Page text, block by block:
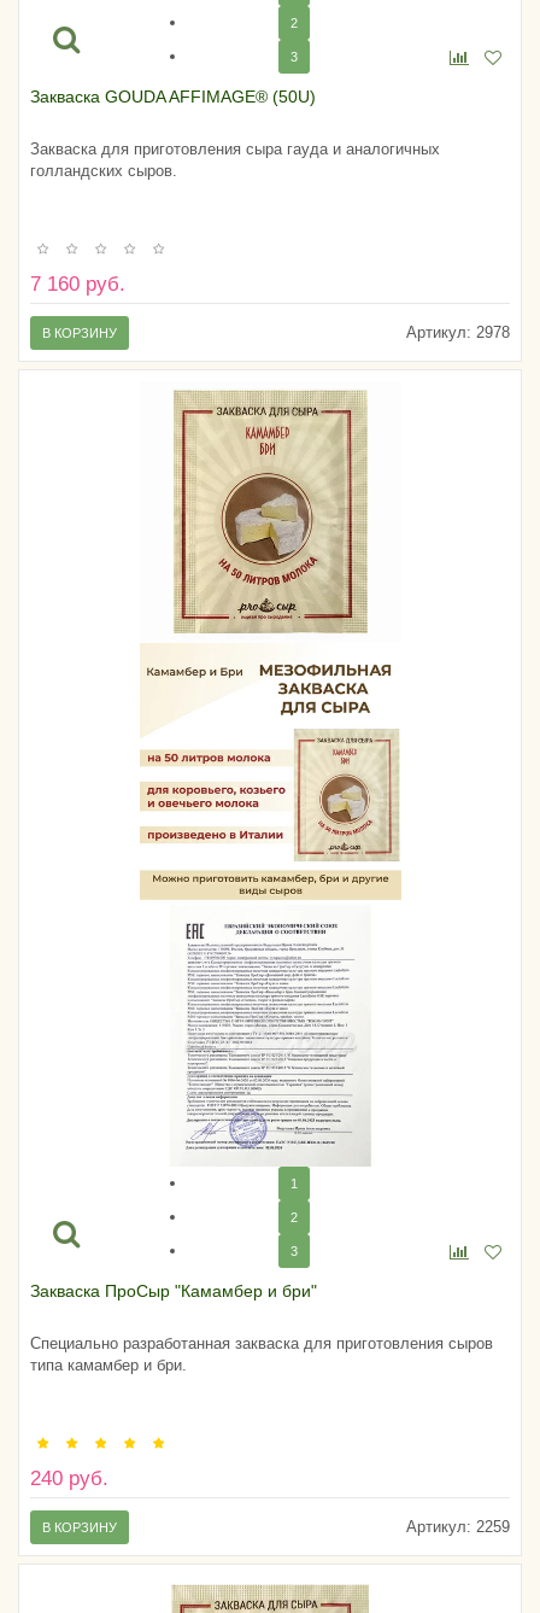
2
3
Закваска GOUDA AFFIMAGE® (50U)
Закваска для приготовления сыра гауда и аналогичных
голландских сыров.
7 160 руб.
Артикул: 2978
В КОРЗИНУ
1
2
3
Закваска ПроСыр "Камамбер и бри"
Специально разработанная закваска для приготовления сыров
типа камамбер и бри.
240 руб.
Артикул: 2259
В КОРЗИНУ